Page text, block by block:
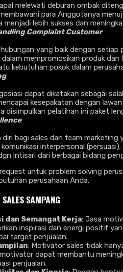
melewati deburan ombak
para Anggotanya
menjadi lebih sukses dan
Complaint Customer
yang baik dengan setiap
mempromosikan produk
kebutuhan pokok dalam
dapat dikatakan sebagai
kesepakatan dengan
disimpulkan pelatihan ini paket
bagi sales dan team
interpersonal
intisari dari berbagai bidang
untuk problem solving
perusahaan Anda.
SAMPANG
dan Semangat Kerja: Jasa
inspirasi dan energi positif
target penjualan.
: Motivator sales tidak
dapat membantu
penjualan.